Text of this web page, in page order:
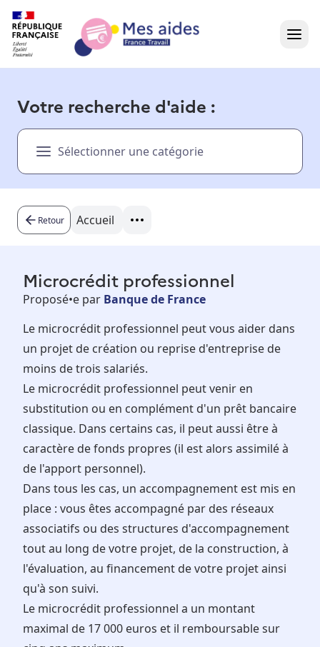
Présentation vidéo
Besoin d'aide ?
Votre recherche d'aide :
Sélectionner une catégorie
Retour Accueil
Microcrédit professionnel
Proposé•e par Banque de France
Le microcrédit professionnel peut vous aider dans
un projet de création ou reprise d'entreprise de
moins de trois salariés.
Le microcrédit professionnel peut venir en
substitution ou en complément d'un prêt bancaire
classique. Dans certains cas, il peut aussi être à
caractère de fonds propres (il est alors assimilé à
de l'apport personnel).
Dans tous les cas, un accompagnement est mis en
place : vous êtes accompagné par des réseaux
associatifs ou des structures d'accompagnement
tout au long de votre projet, de la construction, à
l'évaluation, au financement de votre projet ainsi
qu'à son suivi.
Le microcrédit professionnel a un montant
maximal de 17 000 euros et il remboursable sur